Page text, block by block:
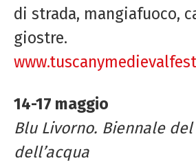
di strada, mangiafuoco,
giostre.
14-17 maggio
Blu Livorno. Biennale
dell’acqua